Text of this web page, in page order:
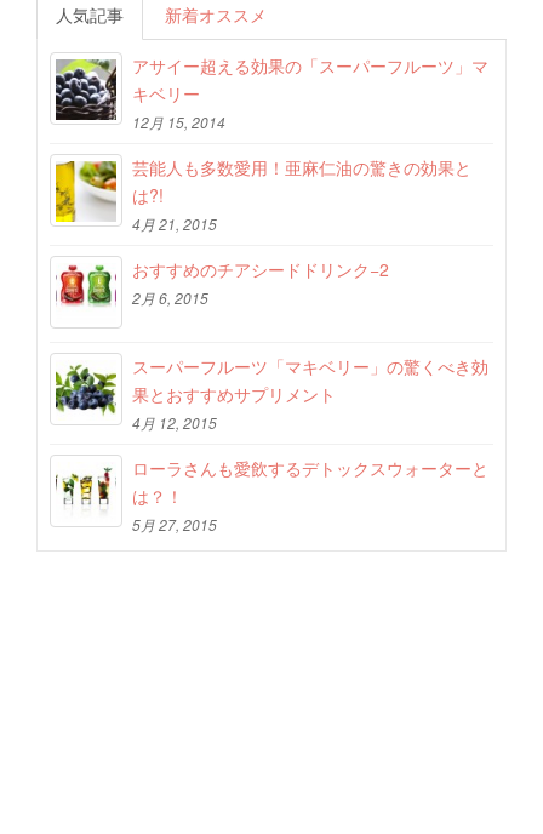
人気記事 新着オススメ
アサイー超える効果の「スーパーフルーツ」マ
キベリー
12月 15, 2014
芸能人も多数愛用！亜麻仁油の驚きの効果と
は?!
4月 21, 2015
おすすめのチアシードドリンク−2
2月 6, 2015
スーパーフルーツ「マキベリー」の驚くべき効
果とおすすめサプリメント
4月 12, 2015
ローラさんも愛飲するデトックスウォーターと
は？！
5月 27, 2015